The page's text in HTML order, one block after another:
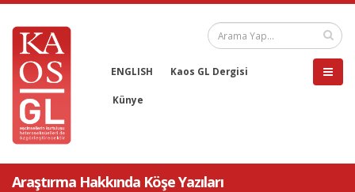
ENGLISH Kaos GL Dergisi
Künye
Araştırma Hakkında Köşe Yazıları